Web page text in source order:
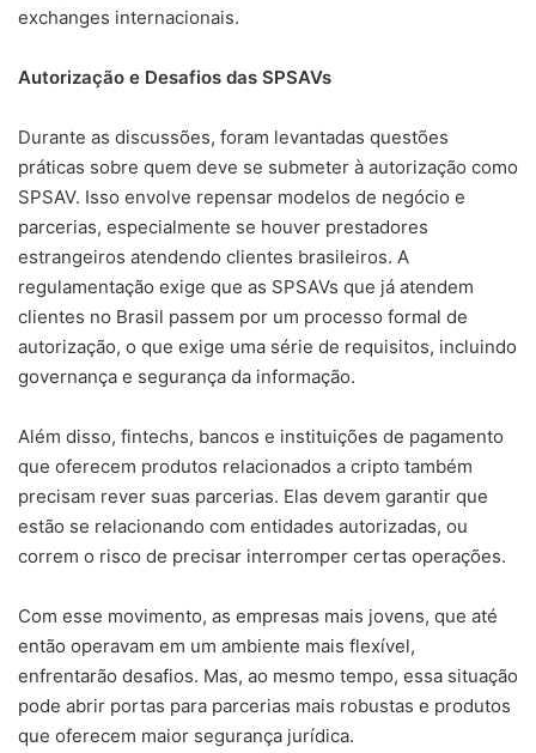
exchanges internacionais.
Autorização e Desafios das SPSAVs
Durante as discussões, foram levantadas questões
práticas sobre quem deve se submeter à autorização como
SPSAV. Isso envolve repensar modelos de negócio e
parcerias, especialmente se houver prestadores
estrangeiros atendendo clientes brasileiros. A
regulamentação exige que as SPSAVs que já atendem
clientes no Brasil passem por um processo formal de
autorização, o que exige uma série de requisitos, incluindo
governança e segurança da informação.
Além disso, fintechs, bancos e instituições de pagamento
que oferecem produtos relacionados a cripto também
precisam rever suas parcerias. Elas devem garantir que
estão se relacionando com entidades autorizadas, ou
correm o risco de precisar interromper certas operações.
Com esse movimento, as empresas mais jovens, que até
então operavam em um ambiente mais flexível,
enfrentarão desafios. Mas, ao mesmo tempo, essa situação
pode abrir portas para parcerias mais robustas e produtos
que oferecem maior segurança jurídica.